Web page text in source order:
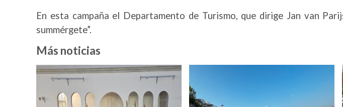
En esta campaña el Departamento de Turismo, que dirige Jan van
summérgete”.
Más noticias